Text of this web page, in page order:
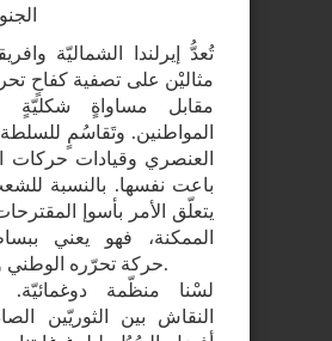
تُعدُّ إيرلندا الشماليّة
مثاليْن على تصفية كفاحٍ
مقابل مساواةٍ شكليّةٍ
المواطنين. وتَقاسُمٍ
العنصري وقيادات حركات
باعت نفسها. بالنسبة
يتعلّق الأمر بأسوإ
الممكنة، فهو يعني
حركة تحرّره الوطني والاجتماعي.
لسْنا منظّمة
النقاش بين الثوريّين